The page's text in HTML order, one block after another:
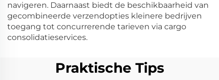
navigeren. Daarnaast biedt de beschikbaarheid van
gecombineerde verzendopties kleinere bedrijven
toegang tot concurrerende tarieven via cargo
consolidatieservices.
Praktische Tips